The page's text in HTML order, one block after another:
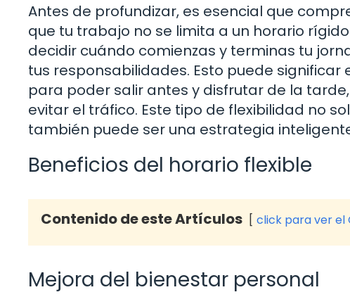
Antes de profundizar, es esencial que
que tu trabajo no se limita a un horario
decidir cuándo comienzas y terminas tu
tus responsabilidades. Esto puede
para poder salir antes y disfrutar de la
evitar el tráfico. Este tipo de flexibilidad no
también puede ser una estrategia
Beneficios del horario flexible
Contenido de este Artículos click para ver el
Mejora del bienestar personal